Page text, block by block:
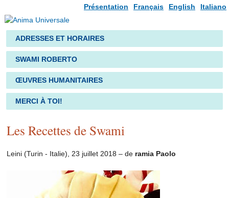
Italiano
English
Français
Présentation
ADRESSES ET HORAIRES
SWAMI ROBERTO
ŒUVRES HUMANITAIRES
MERCI À TOI!
Les Recettes de Swami
Leini (Turin - Italie), 23 juillet 2018 – de ramia Paolo